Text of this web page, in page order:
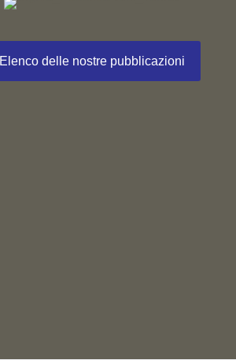
Elenco delle nostre pubblicazioni